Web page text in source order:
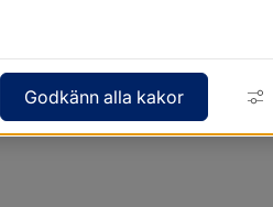
Godkänn alla kakor